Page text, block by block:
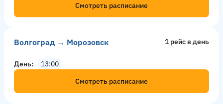
Смотреть расписание
Волгоград → Морозовск 1 рейс в день
День
13:00
Смотреть расписание